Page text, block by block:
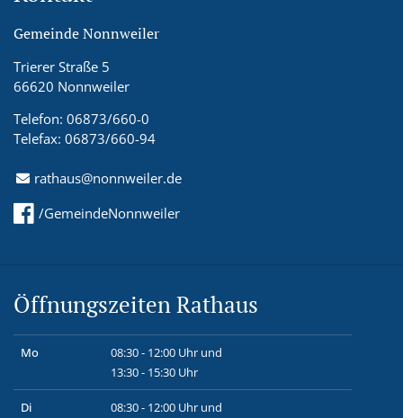
Gemeinde Nonnweiler
Trierer Straße 5
66620 Nonnweiler
Telefon: 06873/660-0
Telefax: 06873/660-94
rathaus@nonnweiler.de
/GemeindeNonnweiler
Öffnungszeiten Rathaus
Mo
08:30 - 12:00 Uhr und
13:30 - 15:30 Uhr
Di
08:30 - 12:00 Uhr und